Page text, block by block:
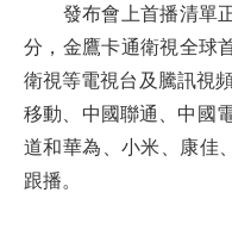
發布會上首播清單
分，金鷹卡通衛視全球
衛視等電視台及騰訊視
移動、中國聯通、中國
道和華為、小米、康佳
跟播。